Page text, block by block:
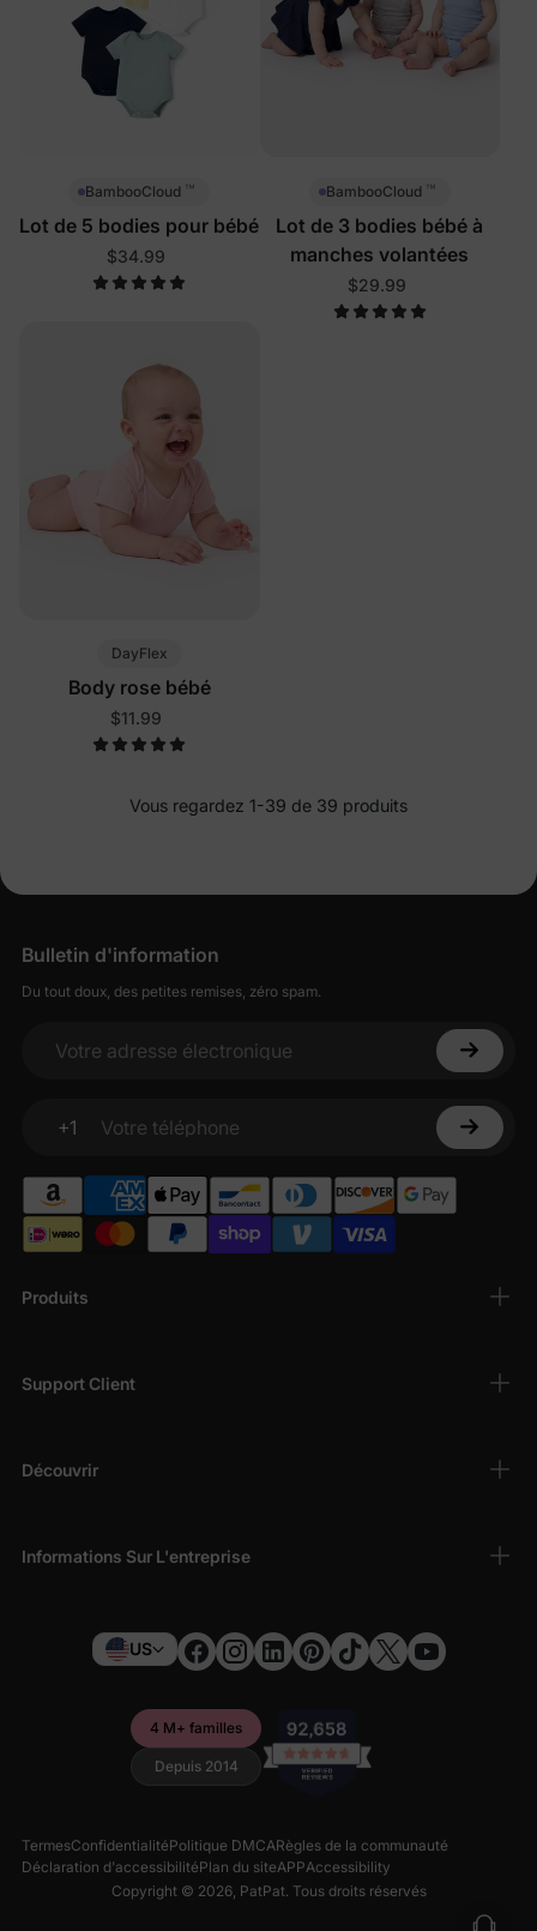
BambooCloud ™
Lot de 5 bodies pour bébé
$34.99
BambooCloud ™
Lot de 3 bodies bébé à
manches volantées
$29.99
DayFlex
Body rose bébé
$11.99
Vous regardez 1-39 de 39 produits
Produits
Support Client
Découvrir
Informations Sur L'entreprise
Bulletin d'information
Du tout doux, des petites remises, zéro spam.
Votre adresse électronique
+1
Votre téléphone
US
4 M+ familles
Depuis 2014
TermesConfidentialitéPolitique DMCARègles de la communauté
Déclaration d'accessibilitéPlan du siteAPPAccessibility
Copyright © 2026, PatPat. Tous droits réservés